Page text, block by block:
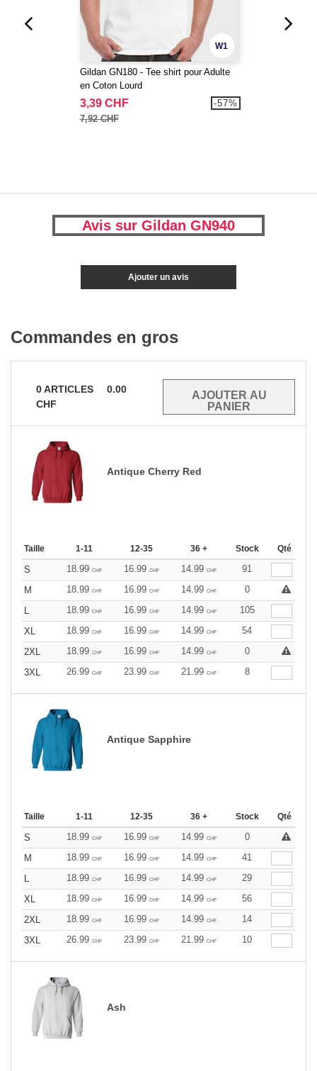
W1
Gildan GN180 - Tee shirt pour Adulte
en Coton Lourd
3,39 CHF
7,92 CHF
-57%
Avis sur Gildan GN940
Ajouter un avis
Commandes en gros
0ARTICLES
0.00
CHF
Antique Cherry Red
Taille 1-11 12-35 36 + Stock Qté
S 18.99 CHF 16.99 CHF 14.99 CHF
91
M
18.99 CHF 16.99 CHF 14.99 CHF
0
L
18.99 CHF 16.99 CHF 14.99 CHF
105
XL
18.99 CHF 16.99 CHF 14.99 CHF
54
2XL
18.99 CHF 16.99 CHF 14.99 CHF
0
3XL
26.99 CHF 23.99 CHF 21.99 CHF 8
Antique Sapphire
Taille 1-11 12-35 36 + Stock Qté
S 18.99 CHF 16.99 CHF 14.99 CHF
0
M
18.99 CHF 16.99 CHF 14.99 CHF
41
L
18.99 CHF 16.99 CHF 14.99 CHF
29
XL
18.99 CHF 16.99 CHF 14.99 CHF
56
2XL
18.99 CHF 16.99 CHF 14.99 CHF
14
3XL
26.99 CHF 23.99 CHF 21.99 CHF 10
Ash